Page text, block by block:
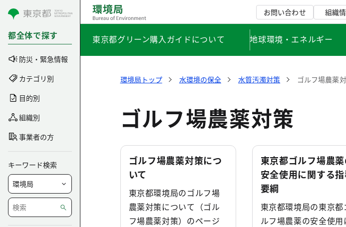
コンテンツにスキップ
都全体で探す
防災・緊急情報
カテゴリ別
目的別
組織別
事業者の方
キーワード検索
お問い合わせ 組織
東京都グリーン購入ガイドについて 地球環境・エネルギー
環境局トップ 水環境の保全 水質汚濁対策 ゴルフ場農薬
ゴルフ場農薬対策
ゴルフ場農薬対策につ
いて
東京都環境局のゴルフ場
農薬対策について（ゴル
フ場農薬対策）のページ
東京都ゴルフ場農
安全使用に関する
要綱
東京都環境局の東京都
ルフ場農薬の安全使用